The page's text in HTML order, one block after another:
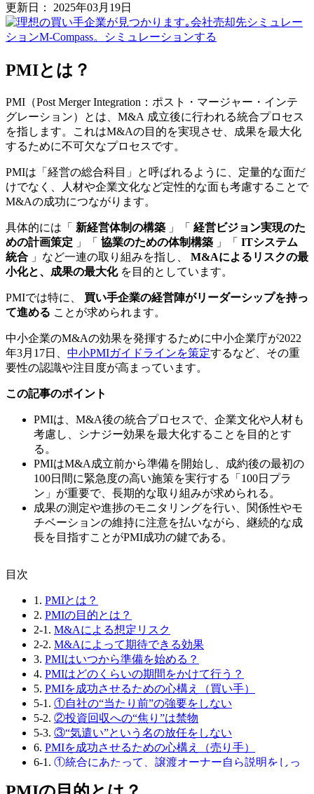
更新日： 2025年03月19日
PMIとは？
PMI（Post Merger Integration：ポスト・マージャー・インテ
グレーション）とは、M&A 成立後に行われる統合プロセス
を指します。これはM&Aの目的を実現させ、成果を最大化
するために不可欠なプロセスです。
PMIは「経営の総合科目」と呼ばれるように、定量的な面だ
けでなく、人材や企業文化など定性的な面も考慮することで
M&Aの成功につながります。
具体的には「 新経営体制の構築 」「 経営ビジョン実現のた
めの計画策定 」「 協業のための体制構築 」「 ITシステム
統合 」など一連の取り組みを指し、 M&Aによるリスクの最
小化と、成果の最大化を目的としています。
PMIでは特に、 買い手企業の経営陣がリーダーシップを持っ
て進める ことが求められます。
中小企業のM&Aの効果を発揮するために中小企業庁が2022
年3月17日、 中小PMIガイドラインを策定するなど、その重
要性の認識や注目度が高まっています。
この記事のポイント
PMIは、M&A後の統合プロセスで、企業文化や人材も
考慮し、シナジー効果を最大化することを目的とす
る。
PMIはM&A成立前から準備を開始し、成約後の最初の
100日間に緊急度の高い施策を実行する「100日プラ
ン」が重要で、長期的な取り組みが求められる。
成果の測定や進捗のモニタリングを行い、関係性やモ
チベーションの維持に注意を払いながら、継続的な成
長を目指すことがPMI成功の鍵である。
⽬次
1. PMIとは？
2. PMIの目的とは？
2-1. M&Aによる想定リスク
2-2. M&Aによって期待できる効果
3. PMIはいつから準備を始める？
4. PMIはどのくらいの期間をかけて行う？
5. PMIを成功させるための心構え（買い手）
5-1. ①自社の“当たり前”の強要をしない
5-2. ②投資回収への“焦り”は禁物
5-3. ③“気遣い”という名の放任をしない
6. PMIを成功させるための心構え（売り手）
6-1. ①統合にあたって、譲渡オーナー自ら説明をしっ
6-2.②不安やリクエストは“臆せず発信”する